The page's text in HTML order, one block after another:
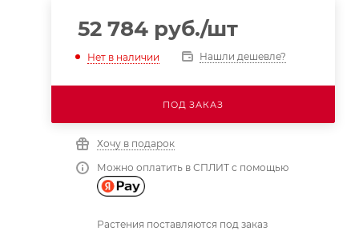
52 784руб./шт
Нет в наличии Нашли дешевле?
ПОД ЗАКАЗ
Хочу в подарок
Можно оплатить в СПЛИТ с помощью
Растения поставляются под заказ